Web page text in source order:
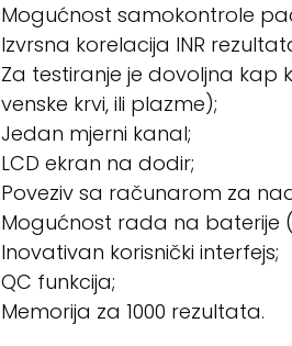
Mogućnost samokontrole
Izvrsna korelacija INR
Za testiranje je dovoljna kap
venske krvi, ili plazme);
Jedan mjerni kanal;
LCD ekran na dodir;
Poveziv sa računarom za
Mogućnost rada na
Inovativan korisnički interfejs;
QC funkcija;
Memorija za 1000 rezultata.